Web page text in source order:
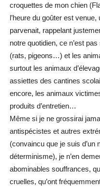
croquettes de mon chien
l’heure du goûter est
parvenait, rappelant
notre quotidien, ce n’est
(rats, pigeons…) et les
surtout les animaux
assiettes des cantines
encore, les animaux
produits d’entretien…
Même si je ne grossirai
antispécistes et autres
(convaincu que je suis d’un
déterminisme), je n’en
abominables souffrances,
cruelles, qu’ont